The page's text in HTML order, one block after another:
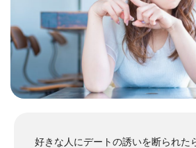
好きな人にデートの誘いを断られた